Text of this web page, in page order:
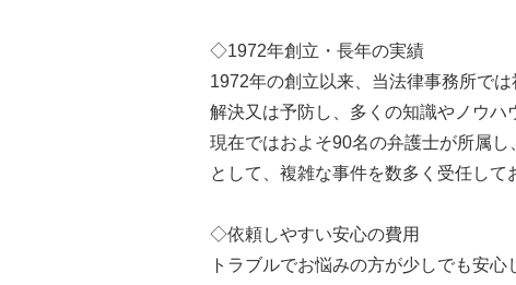
◇1972年創立・長年の実績
1972年の創立以来、当法律事務所で
解決又は予防し、多くの知識やノウハ
現在ではおよそ90名の弁護士が所属
として、複雑な事件を数多く受任して
◇依頼しやすい安心の費用
トラブルでお悩みの方が少しでも安